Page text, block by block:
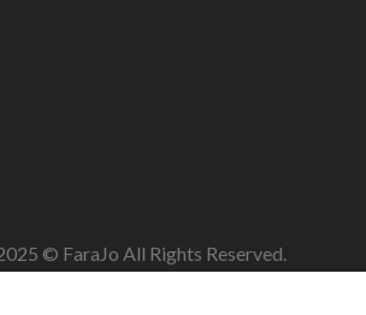
© FaraJo All Rights Reserved.